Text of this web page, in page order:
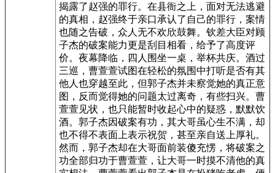
揭露了赵强的罪行。在县衙之上，面对无法逃避
的真相，赵强终于亲口承认了自己的罪行，案情
也随之告破，众人无不欢欣鼓舞。钦差大臣对顾
子杰的破案能力更是刮目相看，给予了高度评
价。夜幕降临，四人围坐一桌，举杯共庆。酒过
三巡，曹萱萱试图在轻松的氛围中打听是否有其
他人也穿越至此，但郭子杰并未察觉她的真正意
图，反而觉得她的问题太过离奇，有些扫兴。曹
萱萱见状，也只能暂时收起心中的疑惑，默默饮
酒。郭子杰因破案有功，其大哥虽心生不满，却
也不得不表面上表示祝贺，甚至亲自送上厚礼。
然而，郭子杰却在大哥面前装傻充愣，将破案之
功全部归功于曹萱萱，让大哥一时摸不清他的真